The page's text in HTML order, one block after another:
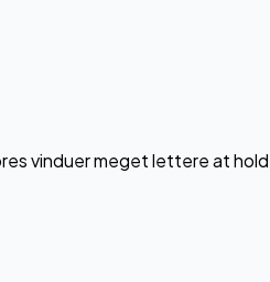
vinduer meget lettere at